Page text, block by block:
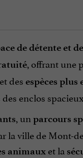
de détente et
, offrant une
des espèces plus
enclos
, un parcours
la ville de Mont-
animaux et la